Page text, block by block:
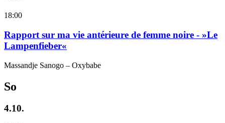
18:00
Rapport sur ma vie antérieure de femme noire - »Le
Lampenfieber«
Massandje Sanogo – Oxybabe
So
4.10.